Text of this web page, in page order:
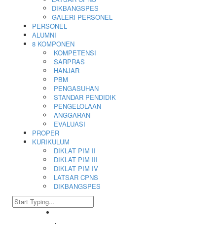
DIKBANGSPES
GALERI PERSONEL
PERSONEL
ALUMNI
8 KOMPONEN
KOMPETENSI
SARPRAS
HANJAR
PBM
PENGASUHAN
STANDAR PENDIDIK
PENGELOLAAN
ANGGARAN
EVALUASI
PROPER
KURIKULUM
DIKLAT PIM II
DIKLAT PIM III
DIKLAT PIM IV
LATSAR CPNS
DIKBANGSPES
.